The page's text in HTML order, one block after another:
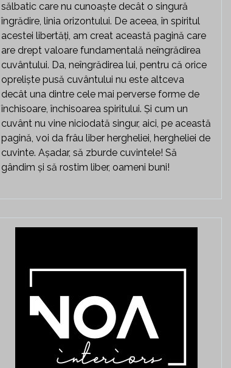
sălbatic care nu cunoaște decât o singură
îngrădire, linia orizontului. De aceea, în spiritul
acestei libertăți, am creat această pagină care
are drept valoare fundamentală neîngrădirea
cuvântului. Da, neîngrădirea lui, pentru că orice
opreliște pusă cuvântului nu este altceva
decât una dintre cele mai perverse forme de
închisoare, închisoarea spiritului. Și cum un
cuvânt nu vine niciodată singur, aici, pe această
pagină, voi da frâu liber hergheliei, hergheliei de
cuvinte. Așadar, să zburde cuvintele! Să
gândim și să rostim liber, oameni buni!